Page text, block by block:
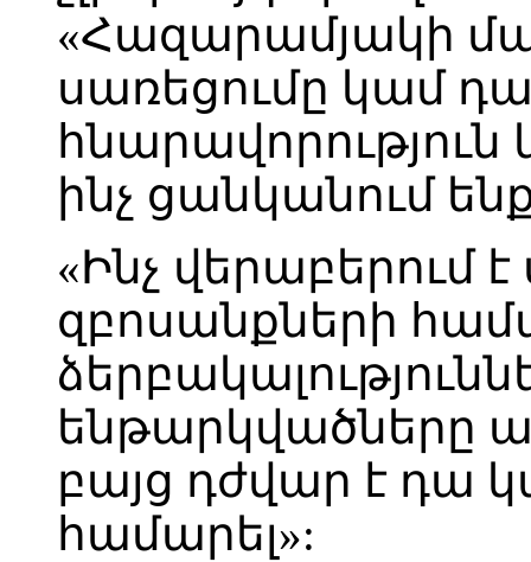
«Հազարամյակի
սառեցումը կամ
ինչ ցանկանում
«Ինչ վերաբերում
զբոսանքների
ենթարկվածները
բայց դժվար է դա
համարել»: